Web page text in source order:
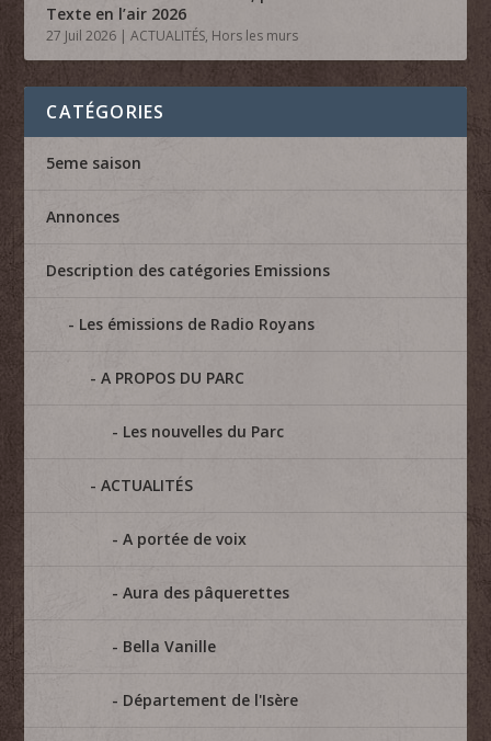
Texte en l’air 2026
27 Juil 2026 |ACTUALITÉS, Hors les murs
CATÉGORIES
5eme saison
Annonces
Description des catégories Emissions
Les émissions de Radio Royans
A PROPOS DU PARC
Les nouvelles du Parc
ACTUALITÉS
A portée de voix
Aura des pâquerettes
Bella Vanille
Département de l'Isère